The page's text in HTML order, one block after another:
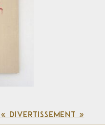
DIVERTISSEMENT »